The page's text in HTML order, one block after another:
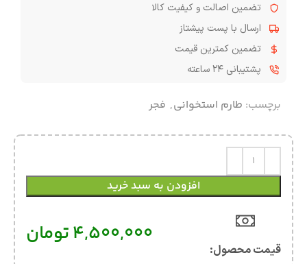
تضمین اصالت و کیفیت کالا
ارسال با پست پیشتاز
تضمین کمترین قیمت
پشتیبانی ۲۴ ساعته
برچسب: طارم استخوانی, فجر
افزودن به سبد خرید
قیمت محصول:​
4,500,000تومان